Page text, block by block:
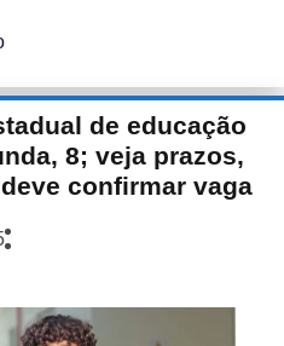
de educação
8; veja prazos,
confirmar vaga